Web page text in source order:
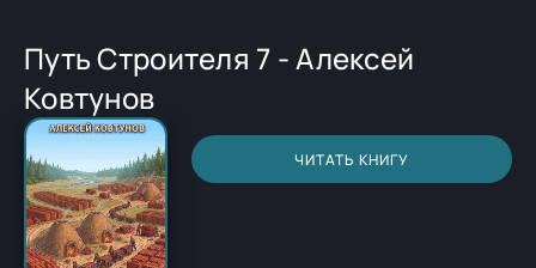
Путь Строителя 7 - Алексей
Ковтунов
ЧИТАТЬ КНИГУ